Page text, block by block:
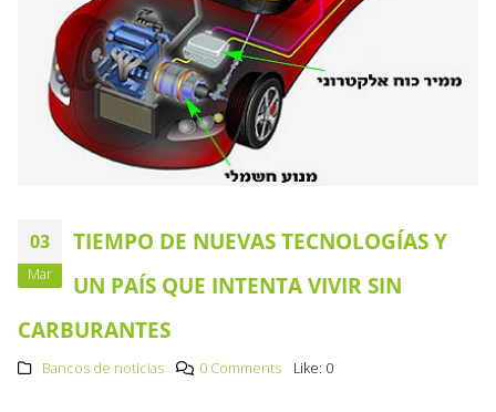
03
Mar
TIEMPO DE NUEVAS TECNOLOGÍAS Y
UN PAÍS QUE INTENTA VIVIR SIN
CARBURANTES
Bancos de noticias 0 Comments Like: 0